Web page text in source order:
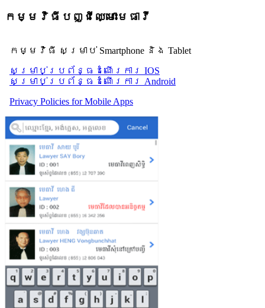
កម្មវិធីបញ្ជីឈ្មោះមេធាវី
កម្មវិធី សម្រាប់ Smartphone និង Tablet
សម្រាប់​ប្រព័ន្ធដំណើរការ IOS
សម្រាប់​ប្រព័ន្ធដំណើរការ Android
Privacy Policies for Mobile Apps